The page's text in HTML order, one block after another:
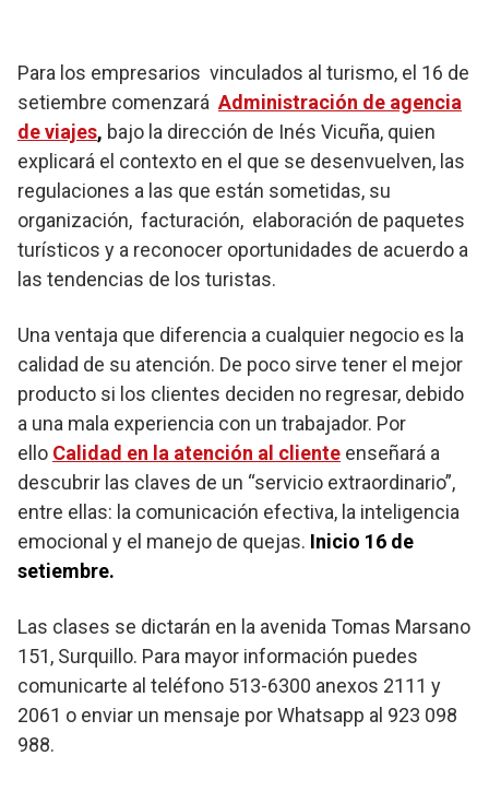
Para los empresarios vinculados al turismo, el 16 de
setiembre comenzará Administración de agencia
de viajes, bajo la dirección de Inés Vicuña, quien
explicará el contexto en el que se desenvuelven, las
regulaciones a las que están sometidas, su
organización, facturación, elaboración de paquetes
turísticos y a reconocer oportunidades de acuerdo a
las tendencias de los turistas.
Una ventaja que diferencia a cualquier negocio es la
calidad de su atención. De poco sirve tener el mejor
producto si los clientes deciden no regresar, debido
a una mala experiencia con un trabajador. Por
ello Calidad en la atención al cliente enseñará a
descubrir las claves de un “servicio extraordinario”,
entre ellas: la comunicación efectiva, la inteligencia
emocional y el manejo de quejas. Inicio 16 de
setiembre.
Las clases se dictarán en la avenida Tomas Marsano
151, Surquillo. Para mayor información puedes
comunicarte al teléfono 513-6300 anexos 2111 y
2061 o enviar un mensaje por Whatsapp al 923 098
988.